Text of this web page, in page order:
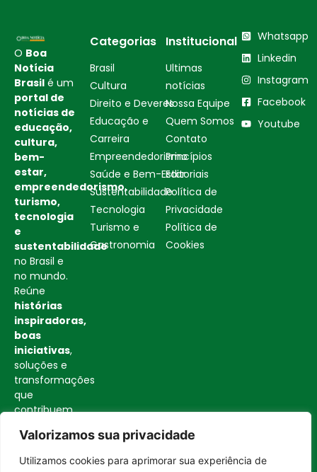
Valorizamos sua privacidade
Utilizamos cookies para aprimorar sua experiência de
O Boa
Notícia
Brasil é um
portal de
notícias de
educação,
cultura,
bem-
estar,
empreendedorismo,
turismo,
tecnologia
e
sustentabilidade
no Brasil e
no mundo.
Reúne
histórias
inspiradoras,
boas
iniciativas,
soluções e
transformações
que
contribuem
sociedade
mais
consciente
Categorias
Brasil
Cultura
Direito e Deveres
Educação e
Carreira
Empreendedorismo
Saúde e Bem-Estar
Sustentabilidade
Tecnologia
Turismo e
Gastronomia
Institucional
Ultimas
notícias
Nossa Equipe
Quem Somos
Contato
Princípios
Editoriais
Política de
Privacidade
Política de
Cookies
Whatsapp
Linkedin
Instagram
Facebook
Youtube